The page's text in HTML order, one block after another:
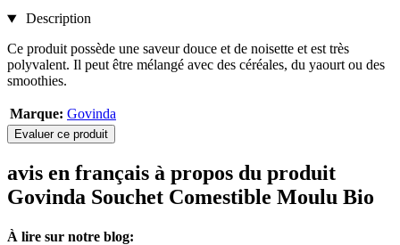
Description
Ce produit possède une saveur douce et de noisette et est très
polyvalent. Il peut être mélangé avec des céréales, du yaourt ou des
smoothies.
Marque: Govinda
Evaluer ce produit
avis en français à propos du produit
Govinda Souchet Comestible Moulu Bio
À lire sur notre blog: